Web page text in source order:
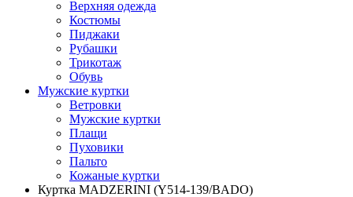
Верхняя одежда
Костюмы
Пиджаки
Рубашки
Трикотаж
Обувь
Мужские куртки
Ветровки
Мужские куртки
Плащи
Пуховики
Пальто
Кожаные куртки
Куртка MADZERINI (Y514-139/BADO)